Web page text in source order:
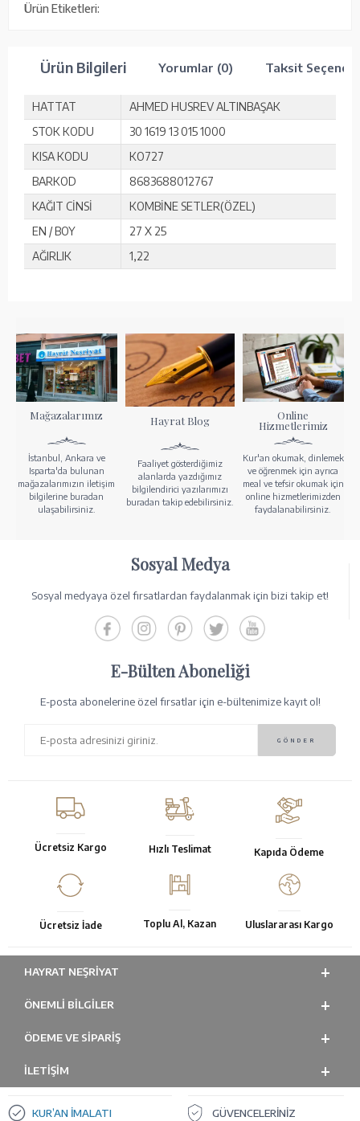
Ürün Etiketleri:
Ürün Bilgileri Yorumlar (0) Taksit
HATTAT
AHMED HUSREV ALTINBAŞAK
STOK KODU
30 1619 13 015 1000
KISA KODU
KO727
BARKOD
8683688012767
KAĞIT CİNSİ
KOMBİNE SETLER(ÖZEL)
EN / BOY
27 X 25
AĞIRLIK
1,22
Mağazalarımız
İstanbul, Ankara ve
Isparta'da bulunan
mağazalarımızın iletişim
bilgilerine buradan
ulaşabilirsiniz.
Hayrat Blog
Faaliyet gösterdiğimiz
alanlarda yazdığımız
bilgilendirici yazılarımızı
buradan takip edebilirsiniz.
Online
Hizmetlerimiz
Kur'an okumak, dinlemek
ve öğrenmek için ayrıca
meal ve tefsir okumak için
online hizmetlerimizden
faydalanabilirsiniz.
Sosyal Medya
Sosyal medyaya özel fırsatlardan faydalanmak için bizi takip et!
E-Bülten Aboneliği
E-posta abonelerine özel fırsatlar için e-bültenimize kayıt ol!
Ücretsiz Kargo Hızlı Teslimat Kapıda Ödeme
Ücretsiz İade Toplu Al, Kazan Uluslararası Kargo
HAYRAT NEŞRIYAT
ÖNEMLI BILGILER
ÖDEME VE SİPARİŞ
İLETİŞİM
KUR’AN İMALATI GÜVENCELERİNİZ